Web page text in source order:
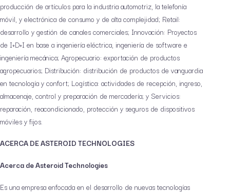
producción de artículos para la industria automotriz, la telefonía
móvil, y electrónica de consumo y de alta complejidad; Retail:
desarrollo y gestión de canales comerciales; Innovación: Proyectos
de I+D+I en base a ingeniería eléctrica, ingeniería de software e
ingeniería mecánica; Agropecuario: exportación de productos
agropecuarios; Distribución: distribución de productos de vanguardia
en tecnología y confort; Logística: actividades de recepción, ingreso,
almacenaje, control y preparación de mercadería; y Servicios:
reparación, reacondicionado, protección y seguros de dispositivos
móviles y fijos.
ACERCA DE ASTEROID TECHNOLOGIES
Acerca de Asteroid Technologies
Es una empresa enfocada en el desarrollo de nuevas tecnologías